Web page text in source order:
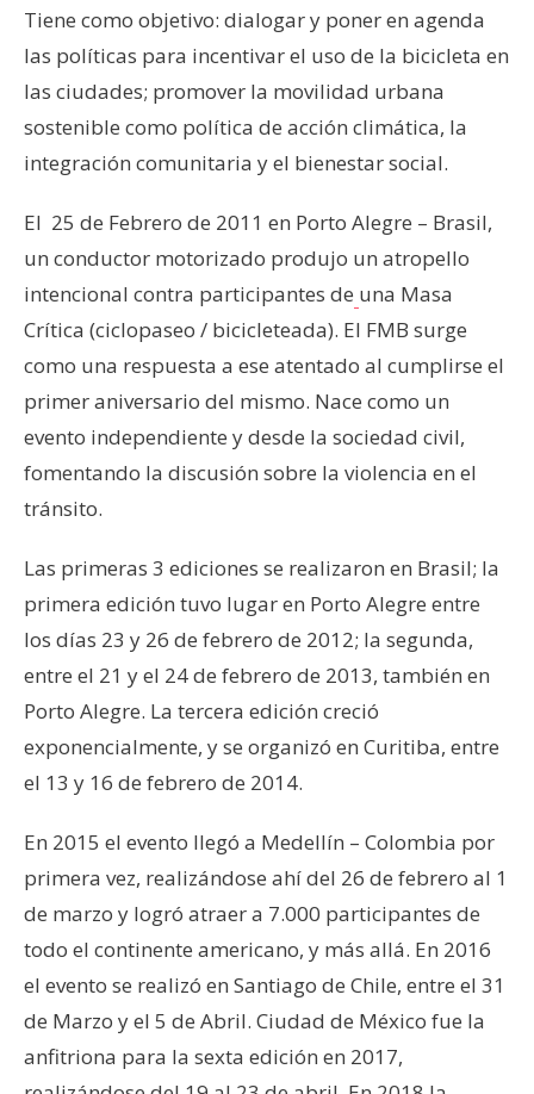
Tiene como objetivo: dialogar y poner en agenda
las políticas para incentivar el uso de la bicicleta en
las ciudades; promover la movilidad urbana
sostenible como política de acción climática, la
integración comunitaria y el bienestar social.
El 25 de Febrero de 2011 en Porto Alegre – Brasil,
un conductor motorizado produjo un atropello
intencional contra participantes de una Masa
Crítica (ciclopaseo / bicicleteada). El FMB surge
como una respuesta a ese atentado al cumplirse el
primer aniversario del mismo. Nace como un
evento independiente y desde la sociedad civil,
fomentando la discusión sobre la violencia en el
tránsito.
Las primeras 3 ediciones se realizaron en Brasil; la
primera edición tuvo lugar en Porto Alegre entre
los días 23 y 26 de febrero de 2012; la segunda,
entre el 21 y el 24 de febrero de 2013, también en
Porto Alegre. La tercera edición creció
exponencialmente, y se organizó en Curitiba, entre
el 13 y 16 de febrero de 2014.
En 2015 el evento llegó a Medellín – Colombia por
primera vez, realizándose ahí del 26 de febrero al 1
de marzo y logró atraer a 7.000 participantes de
todo el continente americano, y más allá. En 2016
el evento se realizó en Santiago de Chile, entre el 31
de Marzo y el 5 de Abril. Ciudad de México fue la
anfitriona para la sexta edición en 2017,